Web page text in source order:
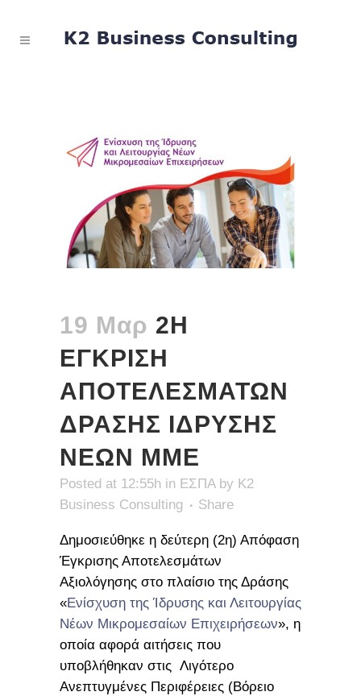
19 Μαρ 2Η
ΕΓΚΡΙΣΗ
ΑΠΟΤΕΛΕΣΜΑΤΩΝ
ΔΡΑΣΗΣ ΙΔΡΥΣΗΣ
ΝΕΩΝ ΜΜΕ
Posted at 12:55h in ΕΣΠΑ by K2
Business Consulting
Share
Δημοσιεύθηκε η δεύτερη (2η) Απόφαση
Έγκρισης Αποτελεσμάτων
Αξιολόγησης στο πλαίσιο της Δράσης
«Ενίσχυση της Ίδρυσης και Λειτουργίας
Νέων Μικρομεσαίων Επιχειρήσεων», η
οποία αφορά αιτήσεις που
υποβλήθηκαν στις Λιγότερο
Ανεπτυγμένες Περιφέρειες (Βόρειο